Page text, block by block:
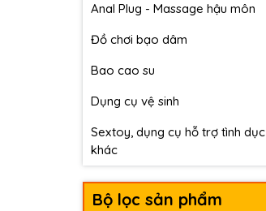
Anal Plug - Massage hậu môn
Đồ chơi bạo dâm
Bao cao su
Dụng cụ vệ sinh
Sextoy, dụng cụ hỗ trợ tình dục
khác
Bộ lọc sản phẩm